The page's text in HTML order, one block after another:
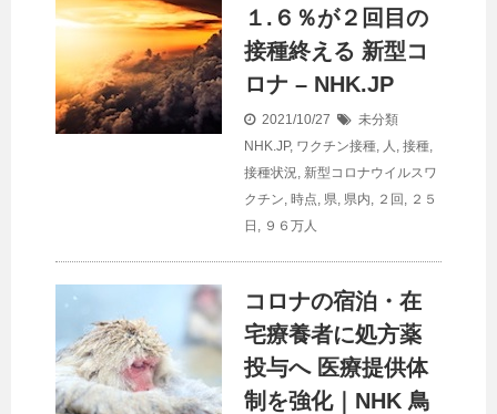
１.６％が２回目の
接種終える 新型コ
ロナ – NHK.JP
2021/10/27
未分類
NHK.JP, ワクチン接種, 人 , 接種,
接種状況, 新型コロナウイルスワ
クチン, 時点, 県, 県内, ２回 , ２５
日 , ９６万人
コロナの宿泊・在
宅療養者に処方薬
投与へ 医療提供体
制を強化｜NHK 鳥